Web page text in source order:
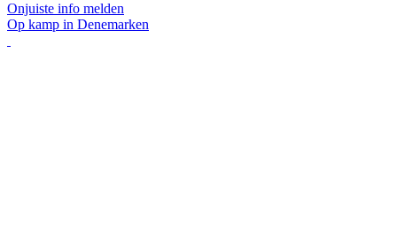
Onjuiste info melden
Op kamp in Denemarken